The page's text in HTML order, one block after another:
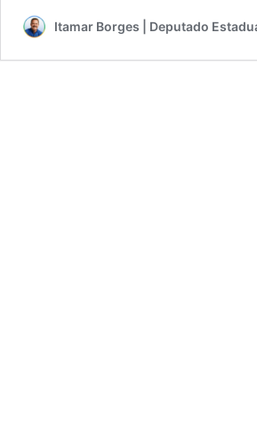
Itamar Borges | Deputado